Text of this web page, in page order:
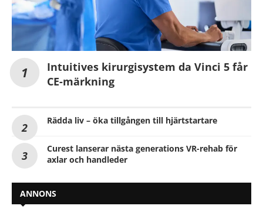
Intuitives kirurgisystem da Vinci 5 får
CE-märkning
Rädda liv – öka tillgången till hjärtstartare
Curest lanserar nästa generations VR-rehab för
axlar och handleder
ANNONS